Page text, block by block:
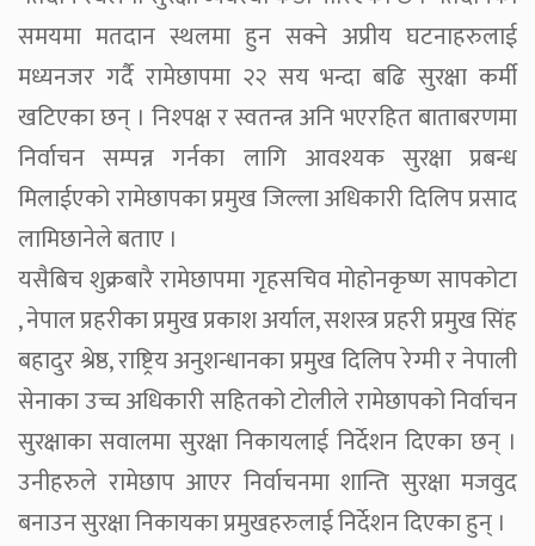
समयमा मतदान स्थलमा हुन सक्ने अप्रीय घटनाहरुलाई
मध्यनजर गर्दै रामेछापमा २२ सय भन्दा बढि सुरक्षा कर्मी
खटिएका छन् । निश्पक्ष र स्वतन्त्र अनि भएरहित बाताबरणमा
निर्वाचन सम्पन्न गर्नका लागि आवश्यक सुरक्षा प्रबन्ध
मिलाईएको रामेछापका प्रमुख जिल्ला अधिकारी दिलिप प्रसाद
लामिछानेले बताए ।
यसैबिच शुक्रबारै रामेछापमा गृहसचिव मोहोनकृष्ण सापकोटा
, नेपाल प्रहरीका प्रमुख प्रकाश अर्याल, सशस्त्र प्रहरी प्रमुख सिंह
बहादुर श्रेष्ठ, राष्ट्रिय अनुशन्धानका प्रमुख दिलिप रेग्मी र नेपाली
सेनाका उच्च अधिकारी सहितको टोलीले रामेछापको निर्वाचन
सुरक्षाका सवालमा सुरक्षा निकायलाई निर्देशन दिएका छन् ।
उनीहरुले रामेछाप आएर निर्वाचनमा शान्ति सुरक्षा मजवुद
बनाउन सुरक्षा निकायका प्रमुखहरुलाई निर्देशन दिएका हुन् ।